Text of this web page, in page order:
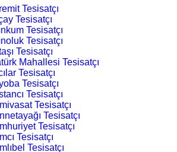
Tesisatçı
Tesisatçı
Tesisatçı
Tesisatçı
Tesisatçı
Mahallesi Tesisatçı
Tesisatçı
Tesisatçı
Tesisatçı
Tesisatçı
Tesisatçı
Tesisatçı
Tesisatçı
Tesisatçı